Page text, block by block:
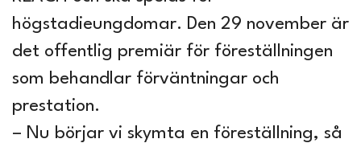
högstadieungdomar. Den 29 november är
det offentlig premiär för föreställningen
som behandlar förväntningar och
prestation.
– Nu börjar vi skymta en föreställning, så